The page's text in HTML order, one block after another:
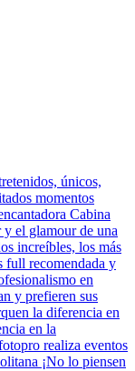
únicos,
momentos
Cabina
el glamour de una
increíbles, los más
full recomendada y
en
y prefieren sus
la diferencia en
en la
realiza eventos
¡No lo piensen